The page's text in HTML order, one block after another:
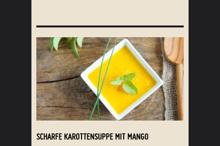
SCHARFE KAROTTENSUPPE MIT MANGO